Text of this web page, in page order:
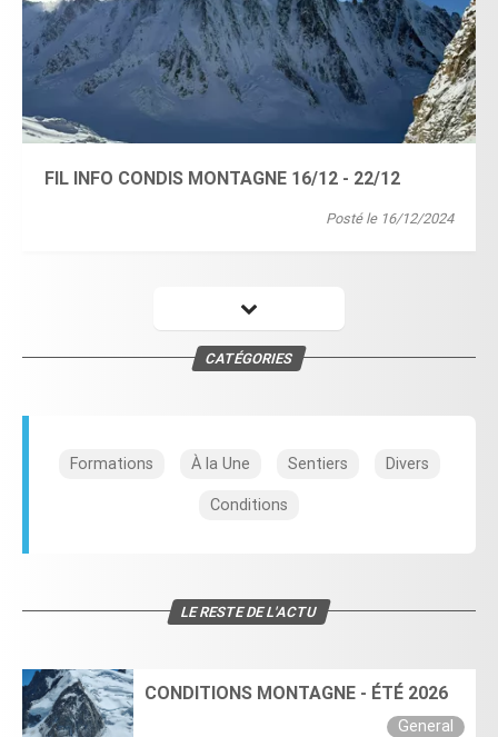
FIL INFO CONDIS MONTAGNE 16/12 - 22/12
Posté le 16/12/2024
CATÉGORIES
Formations À la Une Sentiers Divers
Conditions
LE RESTE DE L'ACTU
CONDITIONS MONTAGNE - ÉTÉ 2026
General